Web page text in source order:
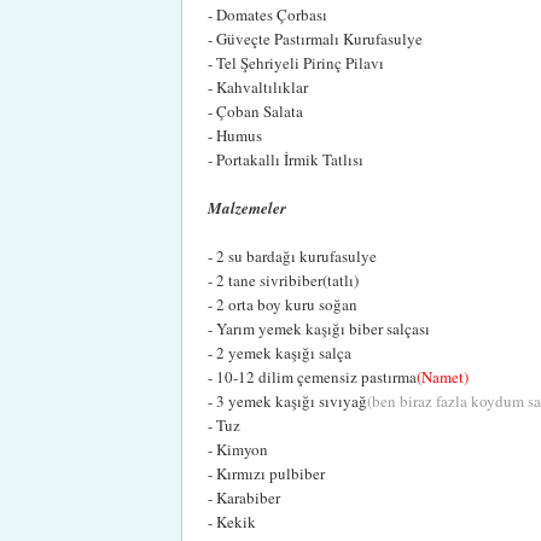
- Domates Çorbası
- Güveçte Pastırmalı Kurufasulye
- Tel Şehriyeli Pirinç Pilavı
- Kahvaltılıklar
- Çoban Salata
- Humus
- Portakallı İrmik Tatlısı
Malzemeler
- 2 su bardağı kurufasulye
- 2 tane sivribiber(tatlı)
- 2 orta boy kuru soğan
- Yarım yemek kaşığı biber salçası
- 2 yemek kaşığı salça
- 10-12 dilim çemensiz pastırma(Namet)
- 3 yemek kaşığı sıvıyağ(ben biraz fazla koydum
- Tuz
- Kimyon
- Kırmızı pulbiber
- Karabiber
- Kekik